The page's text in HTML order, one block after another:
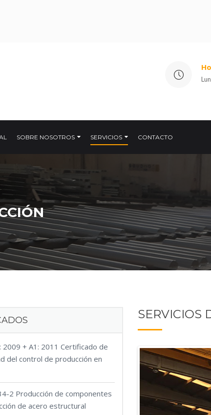
SOBRE NOSOTROS SERVICIOS CONTACTO
2009 + A1: 2011 Certificado de
del control de producción en
2 Producción de componentes
de acero estructural
SERVICIOS